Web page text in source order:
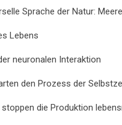
Sprache der Natur:
Lebens
neuronalen Interaktion
den Prozess der
die Produktion